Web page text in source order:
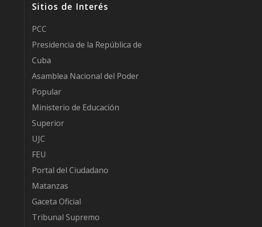
Sitios de Interés
PCC
Presidencia de la República de
Cuba
Asamblea Nacional del Poder
Popular
Ministerio de Educación
Superior
UJC
FEU
Portal del Ciudadano
Matanzas
Gaceta Oficial
Tribunal Supremo